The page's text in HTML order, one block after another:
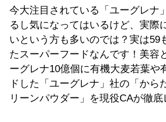
今大注目されている「ユーグレナ
るし気になってはいるけど、実際
いという方も多いのでは？実は59
たスーパーフードなんです！美容
ーグレナ10億個に有機大麦若葉や
ドした「ユーグレナ」社の「か
リーンパウダー」を現役CAが徹底